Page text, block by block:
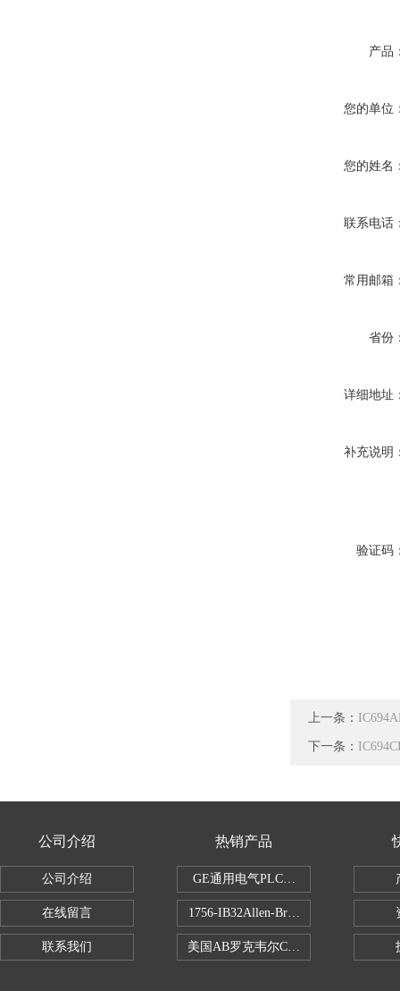
产品
您的单位
您的姓名
联系电话
常用邮箱
省份
详细地址
补充说明
验证码
上一条：
下一条：
公司介绍
公司介绍
在线留言
联系我们
热销产品
GE通用电气PLC控制器
1756-IB32Allen-Bradley1756IB32数字
美国AB罗克韦尔CPU处理器